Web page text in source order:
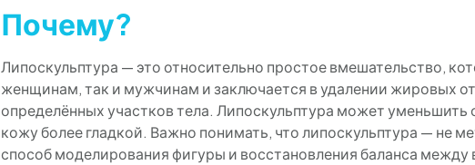
Почему?
Липоскульптура — это относительно простое вмешательство,
женщинам, так и мужчинам и заключается в удалении жировых
определённых участков тела. Липоскульптура может уменьшить
кожу более гладкой. Важно понимать, что липоскульптура — не
способ моделирования фигуры и восстановления баланса между